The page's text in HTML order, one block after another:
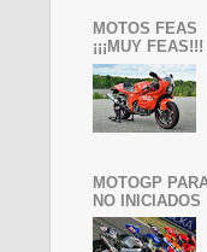
MOTOS FEAS
¡¡¡MUY FEAS!!!
MOTOGP
NO INICIADOS